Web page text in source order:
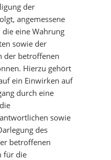
der
angemessene
eine Wahrung
sowie der
der betroffenen
Hierzu gehört
ein Einwirken auf
durch eine
sowie
des
betroffenen
für die